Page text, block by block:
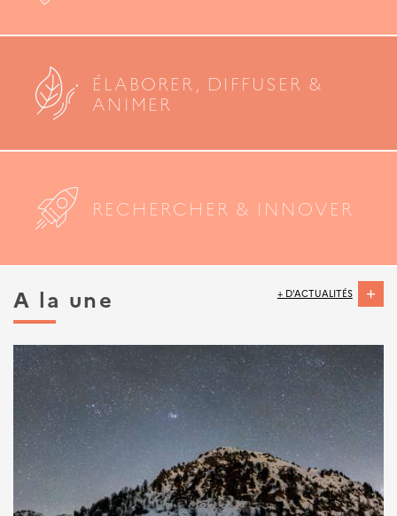
ÉLABORER, DIFFUSER &
ANIMER
RECHERCHER & INNOVER
A la une + D'ACTUALITÉS